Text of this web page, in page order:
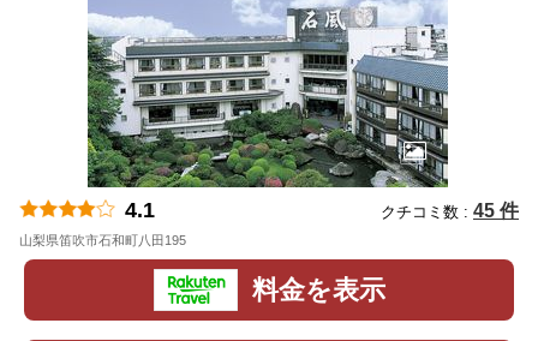
4.1 クチコミ数 : 45 件
山梨県笛吹市石和町八田195
料金を表示